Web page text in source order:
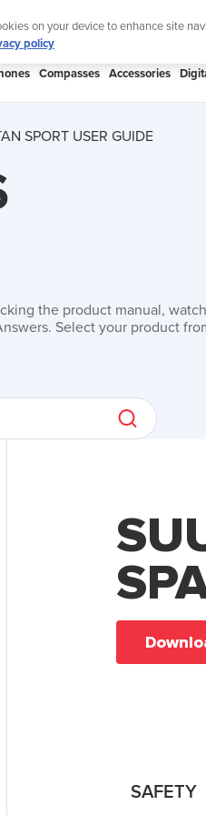
Lightweight sports
Compasses Accessories
SPORT USER GUIDE
the product manual,
Select your product
SAFETY
on your device to enhance site
policy